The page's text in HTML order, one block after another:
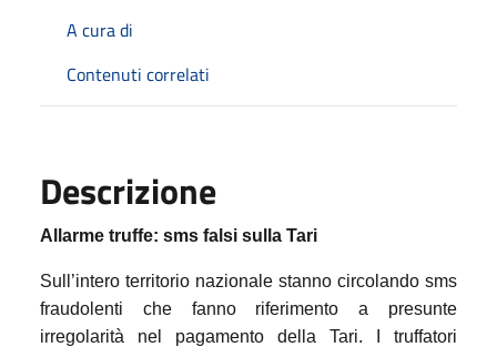
A cura di
Contenuti correlati
Descrizione
Allarme truffe: sms falsi sulla Tari
Sull’intero territorio nazionale stanno circolando sms
fraudolenti che fanno riferimento a presunte
irregolarità nel pagamento della Tari. I truffatori